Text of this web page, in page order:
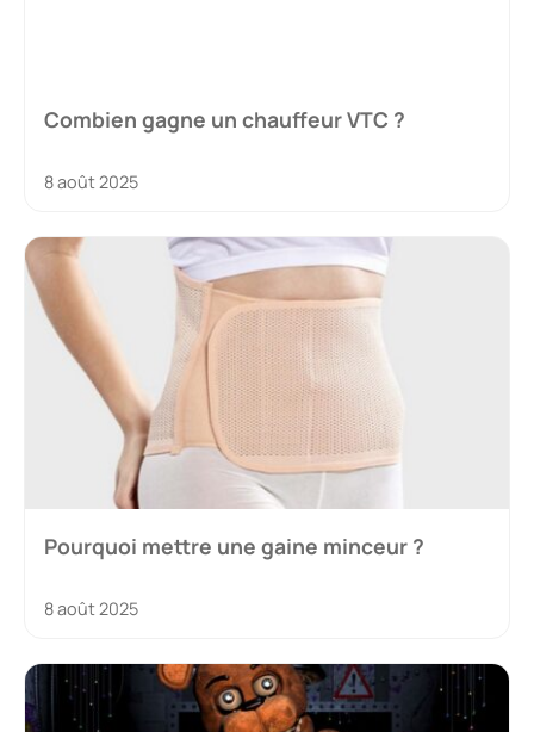
Combien gagne un chauffeur VTC ?
8 août 2025
Pourquoi mettre une gaine minceur ?
8 août 2025